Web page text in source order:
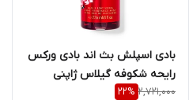
بادی اسپلش بث اند بادی ورکس
رایحه شکوفه گیلاس ژاپنی
2,721,000
22%